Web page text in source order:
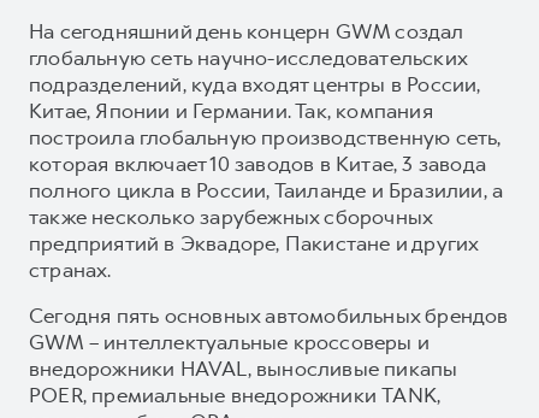
На сегодняшний день концерн GWM создал
глобальную сеть научно-исследовательских
подразделений, куда входят центры в России,
Китае, Японии и Германии. Так, компания
построила глобальную производственную сеть,
которая включает 10 заводов в Китае, 3 завода
полного цикла в России, Таиланде и Бразилии, а
также несколько зарубежных сборочных
предприятий в Эквадоре, Пакистане и других
странах.
Сегодня пять основных автомобильных брендов
GWM – интеллектуальные кроссоверы и
внедорожники HAVAL, выносливые пикапы
POER, премиальные внедорожники TANK,